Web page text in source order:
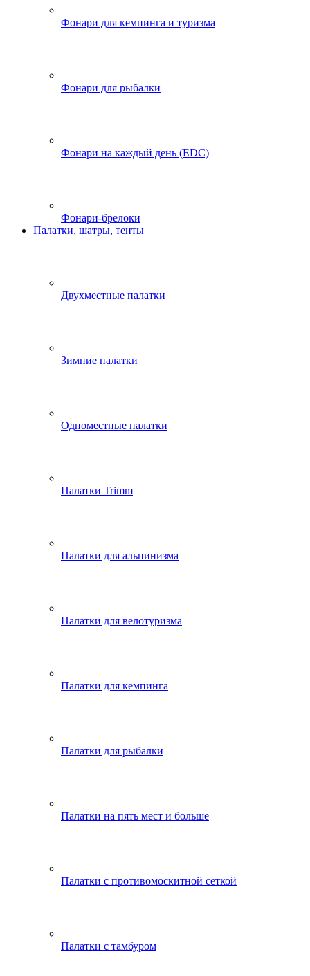
Фонари для кемпинга и туризма
Фонари для рыбалки
Фонари на каждый день (EDC)
Фонари-брелоки
Палатки, шатры, тенты
Двухместные палатки
Зимние палатки
Одноместные палатки
Палатки Trimm
Палатки для альпинизма
Палатки для велотуризма
Палатки для кемпинга
Палатки для рыбалки
Палатки на пять мест и больше
Палатки с противомоскитной сеткой
Палатки с тамбуром